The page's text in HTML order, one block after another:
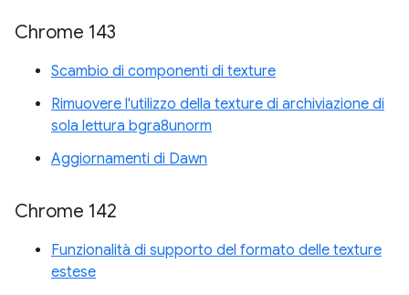
Chrome 143
Scambio di componenti di texture
Rimuovere l'utilizzo della texture di archiviazione di
sola lettura bgra8unorm
Aggiornamenti di Dawn
Chrome 142
Funzionalità di supporto del formato delle texture
estese